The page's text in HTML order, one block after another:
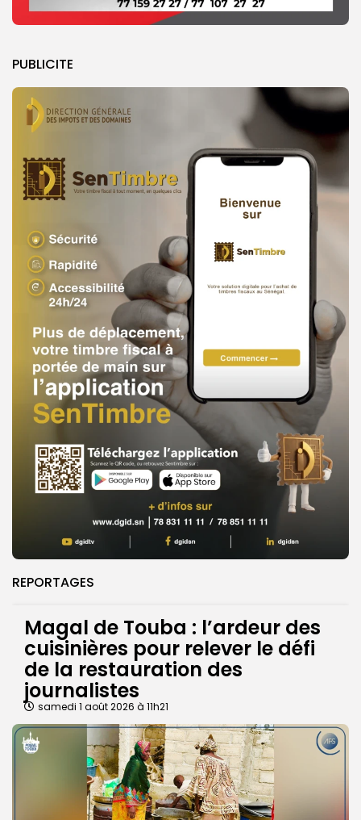
PUBLICITE
REPORTAGES
Magal de Touba : l’ardeur des
cuisinières pour relever le défi
de la restauration des
journalistes
samedi 1 août 2026 à 11h21